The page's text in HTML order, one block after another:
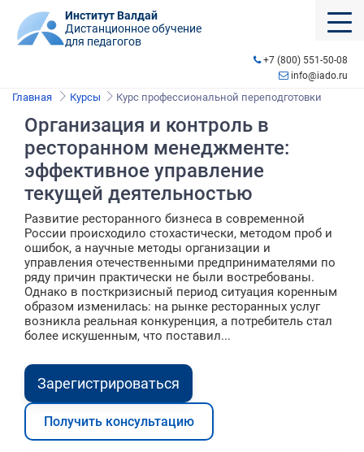
Институт Валдай
Дистанционное обучение
для педагогов
+7 (800) 551-50-08
info@iado.ru
Главная Курсы Курс профессиональной переподготовки
Организация и контроль в
ресторанном менеджменте:
эффективное управление
текущей деятельностью
Развитие ресторанного бизнеса в современной
России происходило стохастически, методом проб и
ошибок, а научные методы организации и
управления отечественными предпринимателями по
ряду причин практически не были востребованы.
Однако в посткризисный период ситуация коренным
образом изменилась: на рынке ресторанных услуг
возникла реальная конкуренция, а потребитель стал
более искушенным, что поставил...
Зарегистрироваться
Получить консультацию